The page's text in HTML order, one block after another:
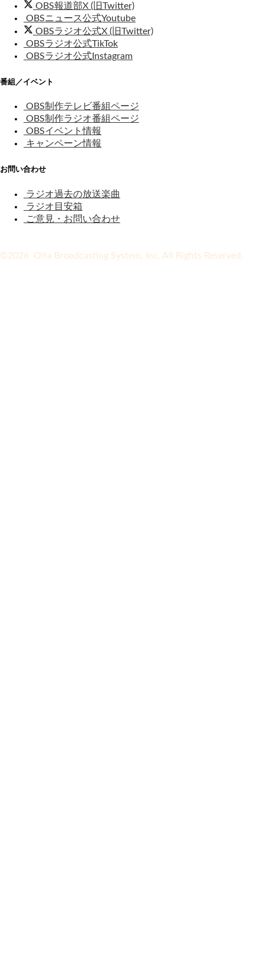
OBS報道部X (旧Twitter)
OBSニュース公式Youtube
OBSラジオ公式X (旧Twitter)
OBSラジオ公式TikTok
OBSラジオ公式Instagram
番組／イベント
OBS制作テレビ番組ページ
OBS制作ラジオ番組ページ
OBSイベント情報
キャンペーン情報
お問い合わせ
ラジオ過去の放送楽曲
ラジオ目安箱
ご意見・お問い合わせ
©2026 Oita Broadcasting System, Inc. All Rights Reserved.